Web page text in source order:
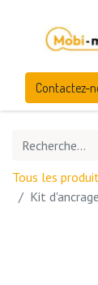
Contactez-
Tous les
Kit